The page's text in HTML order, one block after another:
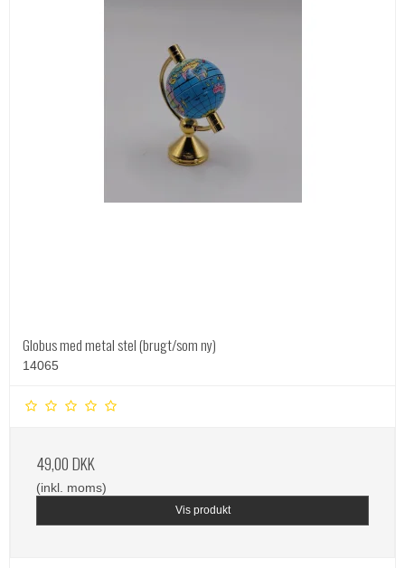
Globus med metal stel (brugt/som ny)
14065
49,00 DKK
(inkl. moms)
Vis produkt